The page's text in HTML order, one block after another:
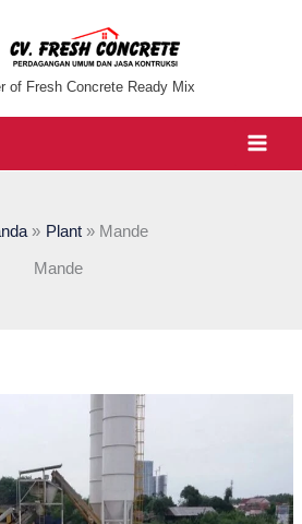
of Fresh Concrete Ready Mix
Plant Mande
Mande